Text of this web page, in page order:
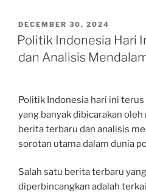
POSTED
ON
DECEMBER 30, 2024
Politik Indonesia Hari
dan Analisis
Politik Indonesia hari ini
yang banyak dibicarakan
berita terbaru dan analisis
sorotan utama dalam dunia
Salah satu berita terbaru
diperbincangkan adalah